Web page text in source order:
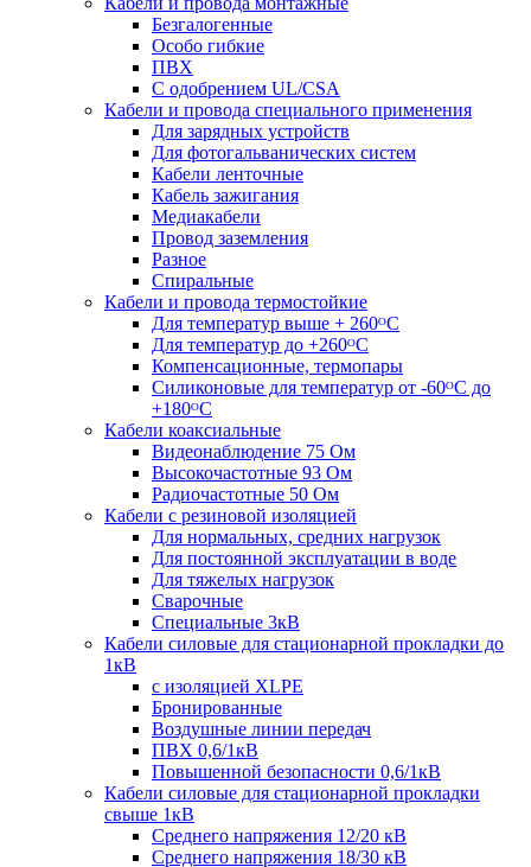
Безгалогенные
Особо гибкие
ПВХ
С одобрением UL/CSA
Кабели и провода специального применения
Для зарядных устройств
Для фотогальванических систем
Кабели ленточные
Кабель зажигания
Медиакабели
Провод заземления
Разное
Спиральные
Кабели и провода термостойкие
Для температур выше + 260ᴼС
Для температур до +260ᴼС
Компенсационные, термопары
Силиконовые для температур от -60ᴼC до
+180ᴼС
Кабели коаксиальные
Видеонаблюдение 75 Ом
Высокочастотные 93 Ом
Радиочастотные 50 Ом
Кабели с резиновой изоляцией
Для нормальных, средних нагрузок
Для постоянной эксплуатации в воде
Для тяжелых нагрузок
Сварочные
Специальные 3кВ
Кабели силовые для стационарной прокладки до
1кВ
c изоляцией XLPE
Бронированные
Воздушные линии передач
ПВХ 0,6/1кВ
Повышенной безопасности 0,6/1кВ
Кабели силовые для стационарной прокладки
свыше 1кВ
Среднего напряжения 12/20 кВ
Среднего напряжения 18/30 кВ